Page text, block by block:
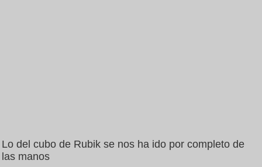
Lo del cubo de Rubik se nos ha ido por completo de
las manos